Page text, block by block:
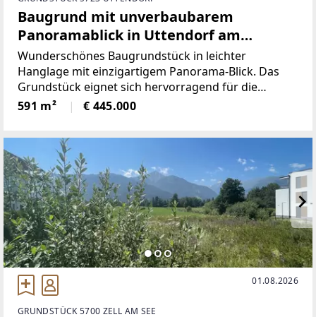
Baugrund mit unverbaubarem
Panoramablick in Uttendorf am
Sonnberg
Wunderschönes Baugrundstück in leichter
Hanglage mit einzigartigem Panorama-Blick. Das
Grundstück eignet sich hervorragend für die
Bebauung eines Einfamilienhauses in ruhiger,
sonniger Lage. Zum Ortszentrum von Uttendorf mit
591 m² € 445.000
01.08.2026
GRUNDSTÜCK 5700 ZELL AM SEE